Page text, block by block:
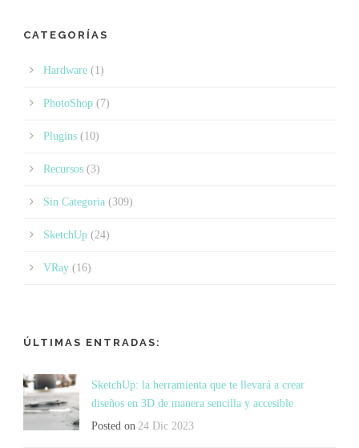
CATEGORÍAS
Hardware (1)
PhotoShop (7)
Plugins (10)
Recursos (3)
Sin Categoria (309)
SketchUp (24)
VRay (16)
ÚLTIMAS ENTRADAS:
SketchUp: la herramienta que te llevará a crear
diseños en 3D de manera sencilla y accesible
Posted on 24 Dic 2023